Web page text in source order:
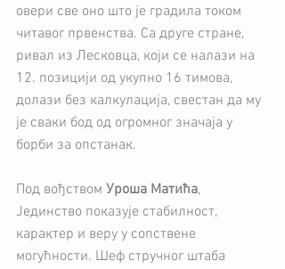
овери све оно што је градила током
читавог првенства. Са друге стране,
ривал из Лесковца, који се налази на
12. позицији од укупно 16 тимова,
долази без калкулација, свестан да му
је сваки бод од огромног значаја у
борби за опстанак.
Под вођством Уроша Матића,
Јединство показује стабилност,
карактер и веру у сопствене
могућности. Шеф стручног штаба